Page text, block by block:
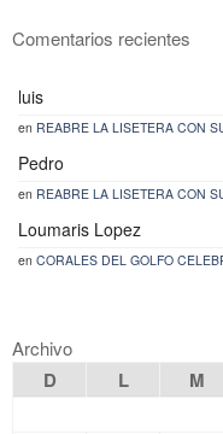
Comentarios recientes
luis
en REABRE LA LISETERA CON
Pedro
en REABRE LA LISETERA CON
Loumaris Lopez
en CORALES DEL GOLFO
Archivo
D L M